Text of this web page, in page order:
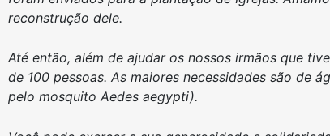
reconstrução dele.
Até então, além de ajudar os nossos irmãos que
de 100 pessoas. As maiores necessidades são de
pelo mosquito Aedes aegypti).